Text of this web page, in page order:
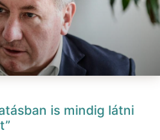
is mindig látni